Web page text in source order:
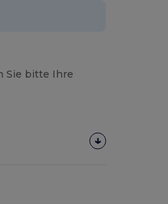
Sie bitte Ihre